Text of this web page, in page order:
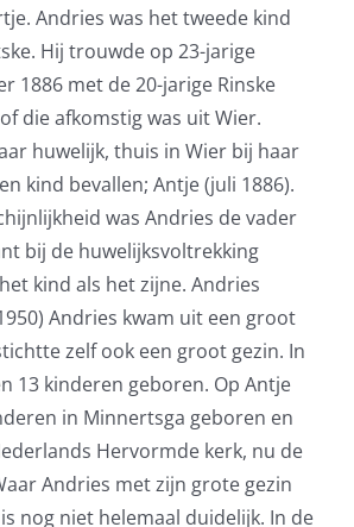
Andries was het tweede kind
Hij trouwde op 23-jarige
1886 met de 20-jarige Rinske
die afkomstig was uit Wier.
huwelijk, thuis in Wier bij haar
kind bevallen; Antje (juli 1886).
was Andries de vader
bij de huwelijksvoltrekking
kind als het zijne. Andries
Andries kwam uit een groot
zelf ook een groot gezin. In
13 kinderen geboren. Op Antje
in Minnertsga geboren en
Hervormde kerk, nu de
Andries met zijn grote gezin
nog niet helemaal duidelijk. In de